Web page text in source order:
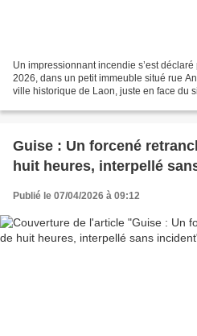
Un impressionnant incendie s’est
2026, dans un petit immeuble situé rue
ville historique de Laon, juste en face du
Guise : Un forcené
huit heures, interpellé
Publié le 07/04/2026 à 09:12